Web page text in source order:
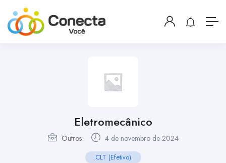
Eletromecânico
Outros 4 de novembro de 2024
CLT (Efetivo)